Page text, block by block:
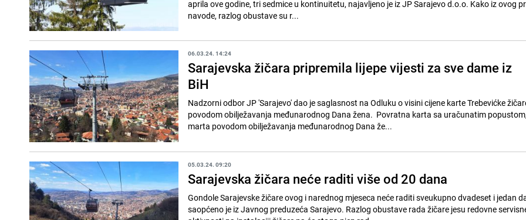
aprila ove godine, tri sedmice u kontinuitetu, najavljeno je iz JP Sarajevo d.o.o. Kako iz ovog
navode, razlog obustave su r...
06.03.24. 14:24
Sarajevska žičara pripremila lijepe vijesti za sve dame iz
BiH
Nadzorni odbor JP 'Sarajevo' dao je saglasnost na Odluku o visini cijene karte Trebevićke
povodom obilježavanja međunarodnog Dana žena. Povratna karta sa uračunatim
marta povodom obilježavanja međunarodnog Dana že...
05.03.24. 09:20
Sarajevska žičara neće raditi više od 20 dana
Gondole Sarajevske žičare ovog i narednog mjeseca neće raditi sveukupno dvadeset i jedan
saopćeno je iz Javnog preduzeća Sarajevo. Razlog obustave rada žičare jesu redovne